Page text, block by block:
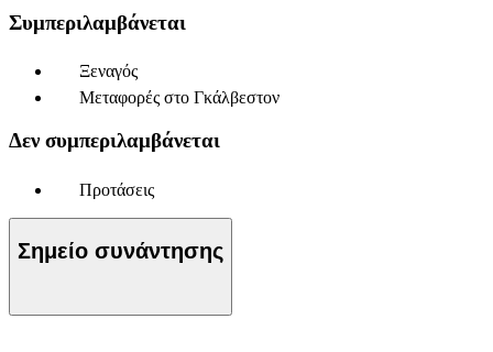
Συμπεριλαμβάνεται
Ξεναγός
Μεταφορές στο Γκάλβεστον
Δεν συμπεριλαμβάνεται
Προτάσεις
Σημείο συνάντησης